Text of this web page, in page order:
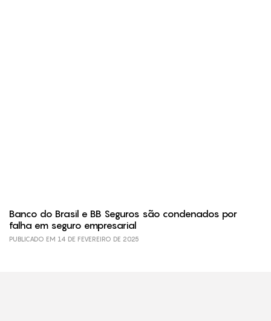
Banco do Brasil e BB Seguros são condenados por
falha em seguro empresarial
PUBLICADO EM 14 DE FEVEREIRO DE 2025